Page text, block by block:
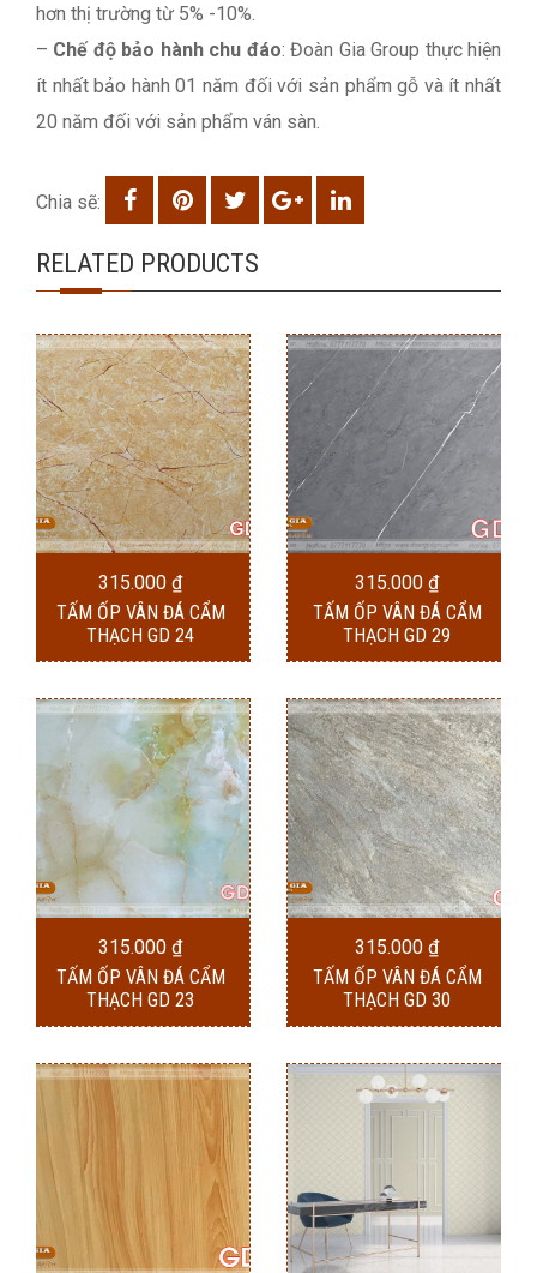
hơn thị trường từ 5% -10%.
– Chế độ bảo hành chu đáo: Đoàn Gia Group thực hiện
ít nhất bảo hành 01 năm đối với sản phẩm gỗ và ít nhất
20 năm đối với sản phẩm ván sàn.
Chia sẽ:
RELATED PRODUCTS
315.000 ₫
TẤM ỐP VÂN ĐÁ CẨM
THẠCH GD 24
315.000 ₫
TẤM ỐP VÂN ĐÁ CẨM
THẠCH GD 29
315.000 ₫
TẤM ỐP VÂN ĐÁ CẨM
THẠCH GD 23
315.000 ₫
TẤM ỐP VÂN ĐÁ CẨM
THẠCH GD 30